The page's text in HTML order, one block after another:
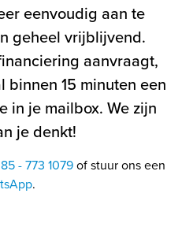
eenvoudig aan te
geheel vrijblijvend.
aanvraagt,
binnen 15 minuten een
in je mailbox. We zijn
je denkt!
- 773 1079of stuur ons een
.